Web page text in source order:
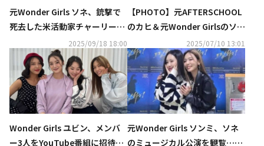
元Wonder Girls ソネ、銃撃で
死去した米活動家チャーリー・
カーク氏を追悼も…非難の声に
反論
2025/09/18 18:00
【PHOTO】元AFTERSCHOOL
のカヒ＆元Wonder Girlsのソネ
ら、映画「キング・オブ・キン
グス」フォトウォールイベント
に出席
2025/07/10 13:01
Wonder Girls ユビン、メンバ
ー3人をYouTube番組に招待！
元Wonder Girls ソンミ、ソネ
のミュージカル公演を観覧…変